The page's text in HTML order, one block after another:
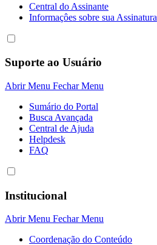
Central do Assinante
Informaçôes sobre sua Assinatura
Suporte ao Usuário
Abrir Menu Fechar Menu
Sumário do Portal
Busca Avançada
Central de Ajuda
Helpdesk
FAQ
Institucional
Abrir Menu Fechar Menu
Coordenação do Conteúdo